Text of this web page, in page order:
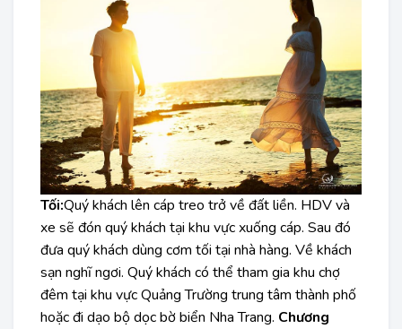
Tối:Quý khách lên cáp treo trở về đất liền. HDV và
xe sẽ đón quý khách tại khu vực xuống cáp. Sau đó
đưa quý khách dùng cơm tối tại nhà hàng. Về khách
sạn nghĩ ngơi. Quý khách có thể tham gia khu chợ
đêm tại khu vực Quảng Trường trung tâm thành phố
hoặc đi dạo bộ dọc bờ biển Nha Trang. Chương